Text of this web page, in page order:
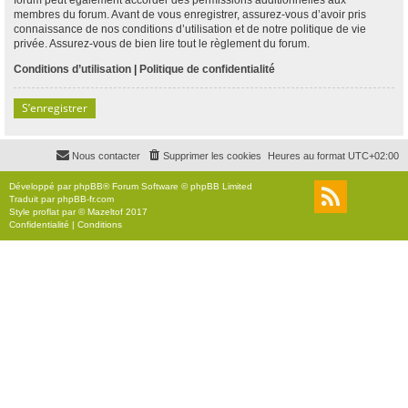
membres du forum. Avant de vous enregistrer, assurez-vous d’avoir pris
connaissance de nos conditions d’utilisation et de notre politique de vie
privée. Assurez-vous de bien lire tout le règlement du forum.
Conditions d’utilisation | Politique de confidentialité
S’enregistrer
Heures au format UTC+02:00
Supprimer les cookies
Nous contacter
Développé parphpBB® Forum Software © phpBB Limited
Traduit parphpBB-fr.com
Style proflat par ©Mazeltof 2017
Confidentialité | Conditions